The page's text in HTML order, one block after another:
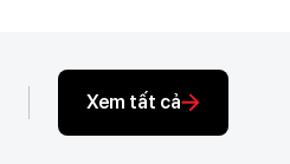
Xem tất cả